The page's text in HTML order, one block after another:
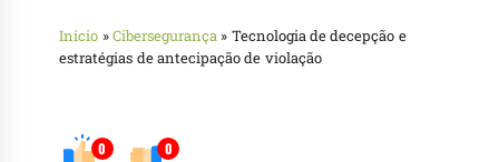
Início »Cibersegurança » Tecnologia de decepção e
estratégias de antecipação de violação
0 0